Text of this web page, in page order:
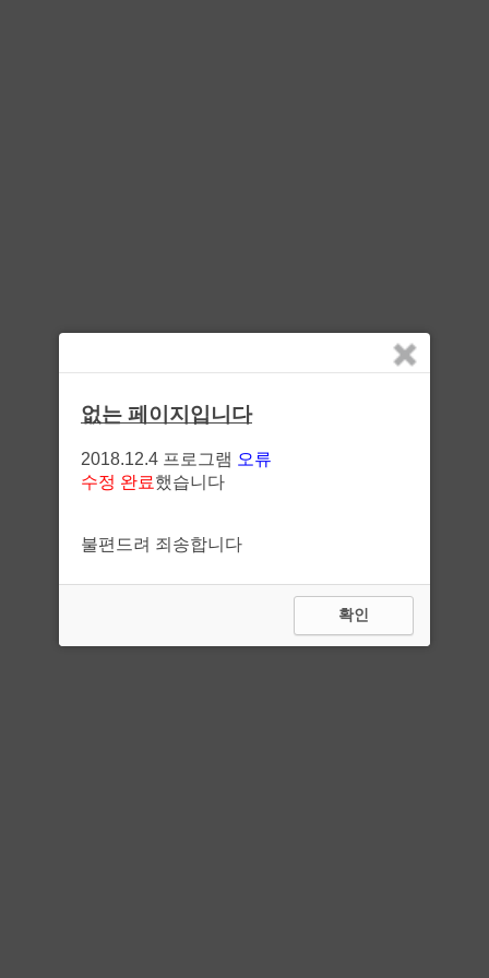
없는 페이지입니다
2018.12.4 프로그램 오류
수정 완료했습니다
불편드려 죄송합니다
확인